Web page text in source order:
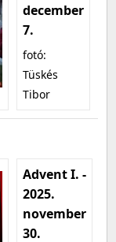
december
7.
fotó:
Tüskés
Tibor
Advent I. -
2025.
november
30.